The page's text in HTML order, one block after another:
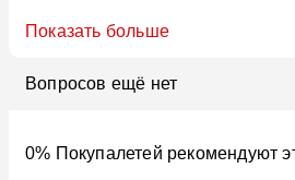
Показать больше
Вопросов ещё нет
0% Покупалетей рекомендуют